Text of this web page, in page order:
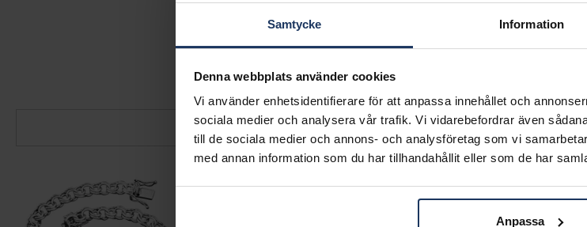
Samtycke Information
Denna webbplats använder cookies
Vi använder enhetsidentifierare för att anpassa innehållet och
sociala medier och analysera vår trafik. Vi vidarebefordrar även
till de sociala medier och annons- och analysföretag som vi
med annan information som du har tillhandahållit eller som de har
Anpassa
LÄNGD
Matchande produkter och